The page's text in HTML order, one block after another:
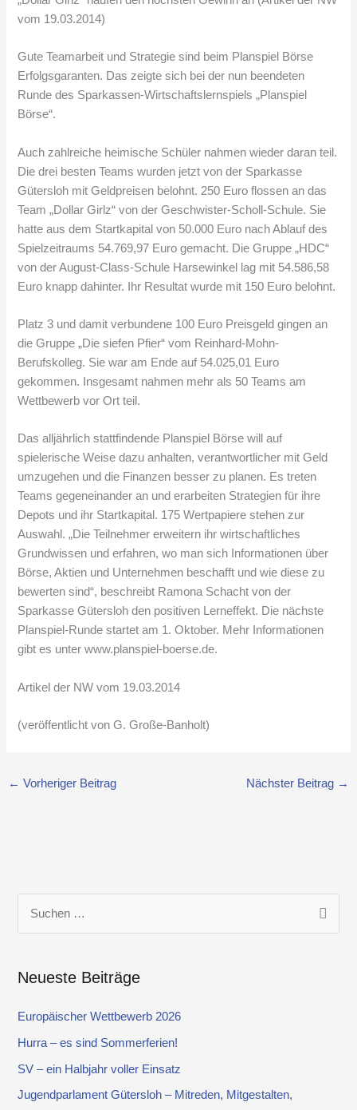
vom 19.03.2014)
Gute Teamarbeit und Strategie sind beim Planspiel Börse
Erfolgsgaranten. Das zeigte sich bei der nun beendeten
Runde des Sparkassen-Wirtschaftslernspiels „Planspiel
Börse“.
Auch zahlreiche heimische Schüler nahmen wieder daran teil.
Die drei besten Teams wurden jetzt von der Sparkasse
Gütersloh mit Geldpreisen belohnt. 250 Euro flossen an das
Team „Dollar Girlz“ von der Geschwister-Scholl-Schule. Sie
hatte aus dem Startkapital von 50.000 Euro nach Ablauf des
Spielzeitraums 54.769,97 Euro gemacht. Die Gruppe „HDC“
von der August-Class-Schule Harsewinkel lag mit 54.586,58
Euro knapp dahinter. Ihr Resultat wurde mit 150 Euro belohnt.
Platz 3 und damit verbundene 100 Euro Preisgeld gingen an
die Gruppe „Die siefen Pfier“ vom Reinhard-Mohn-
Berufskolleg. Sie war am Ende auf 54.025,01 Euro
gekommen. Insgesamt nahmen mehr als 50 Teams am
Wettbewerb vor Ort teil.
Das alljährlich stattfindende Planspiel Börse will auf
spielerische Weise dazu anhalten, verantwortlicher mit Geld
umzugehen und die Finanzen besser zu planen. Es treten
Teams gegeneinander an und erarbeiten Strategien für ihre
Depots und ihr Startkapital. 175 Wertpapiere stehen zur
Auswahl. „Die Teilnehmer erweitern ihr wirtschaftliches
Grundwissen und erfahren, wo man sich Informationen über
Börse, Aktien und Unternehmen beschafft und wie diese zu
bewerten sind“, beschreibt Ramona Schacht von der
Sparkasse Gütersloh den positiven Lerneffekt. Die nächste
Planspiel-Runde startet am 1. Oktober. Mehr Informationen
gibt es unter www.planspiel-boerse.de.
Artikel der NW vom 19.03.2014
(veröffentlicht von G. Große-Banholt)
← Vorheriger Beitrag Nächster Beitrag →
h
e
c
Neueste Beiträge
Europäischer Wettbewerb 2026
Hurra – es sind Sommerferien!
SV – ein Halbjahr voller Einsatz
Jugendparlament Gütersloh – Mitreden, Mitgestalten,